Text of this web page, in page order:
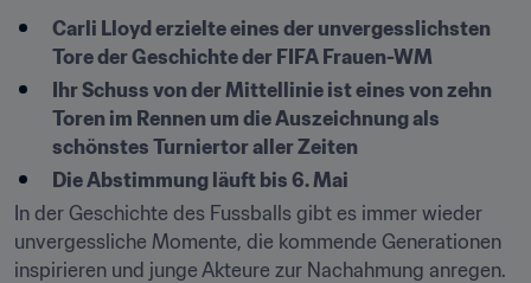
Carli Lloyd erzielte eines der unvergesslichsten
Tore der Geschichte der FIFA Frauen-WM
Ihr Schuss von der Mittellinie ist eines von zehn
Toren im Rennen um die Auszeichnung als
schönstes Turniertor aller Zeiten
Die Abstimmung läuft bis 6. Mai
In der Geschichte des Fussballs gibt es immer wieder
unvergessliche Momente, die kommende Generationen
inspirieren und junge Akteure zur Nachahmung anregen.